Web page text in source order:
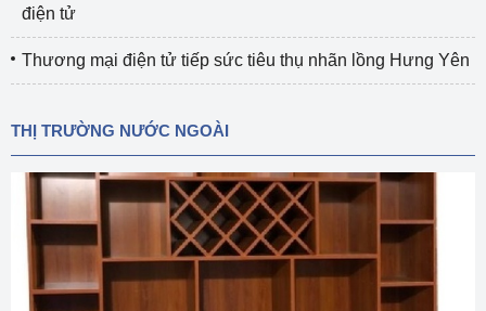
điện tử
Thương mại điện tử tiếp sức tiêu thụ nhãn lồng Hưng Yên
THỊ TRƯỜNG NƯỚC NGOÀI